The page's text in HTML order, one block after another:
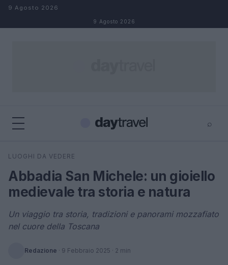
Salta al contenuto
9 Agosto 2026
9 Agosto 2026
⌕
Cerca
LUOGHI DA VEDERE
Abbadia San Michele: un gioiello
medievale tra storia e natura
Un viaggio tra storia, tradizioni e panorami mozzafiato
nel cuore della Toscana
Redazione · 9 Febbraio 2025 · 2 min